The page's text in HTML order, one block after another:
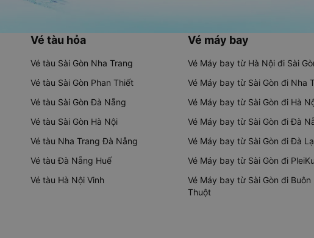
Vé tàu hỏa
Vé tàu Sài Gòn Nha Trang
Vé tàu Sài Gòn Phan Thiết
Vé tàu Sài Gòn Đà Nẵng
Vé tàu Sài Gòn Hà Nội
Vé tàu Nha Trang Đà Nẵng
Vé tàu Đà Nẵng Huế
Vé tàu Hà Nội Vinh
Vé máy bay
Vé Máy bay từ Hà Nội đi Sài
Vé Máy bay từ Sài Gòn đi Nha
Vé Máy bay từ Sài Gòn đi Hà
Vé Máy bay từ Sài Gòn đi Đà
Vé Máy bay từ Sài Gòn đi Đà
Vé Máy bay từ Sài Gòn đi PleiKu
Vé Máy bay từ Sài Gòn đi Buôn
Thuột